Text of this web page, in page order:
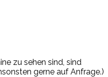
zu sehen sind, sind
gerne auf Anfrage.)